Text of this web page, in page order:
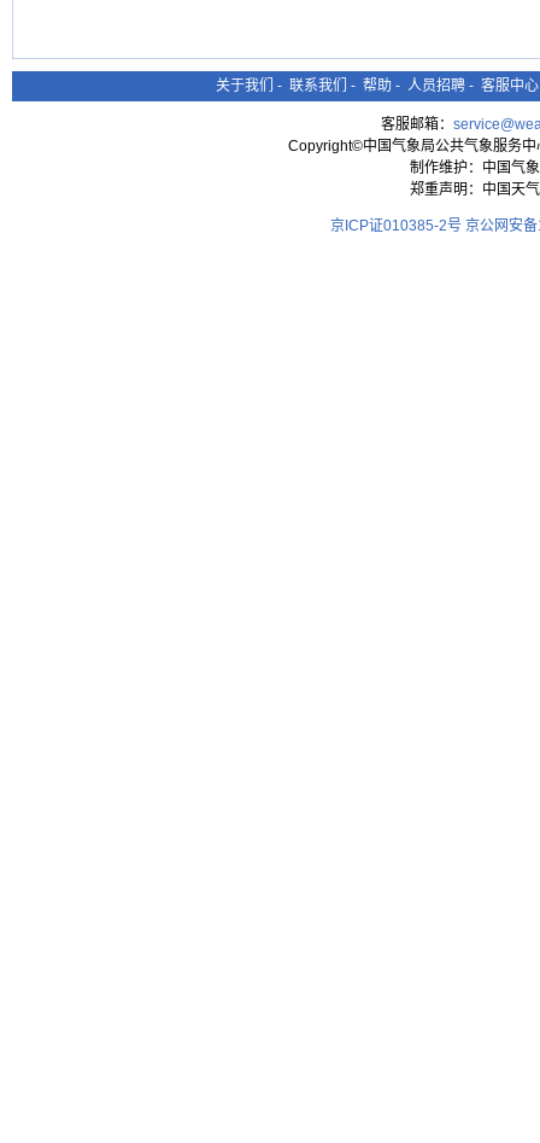
关于我们 - 联系我们 - 帮助 - 人员招聘 - 客服中心
客服邮箱：
Copyright©中国气象局公共气象服务
制作维护：中国气
郑重声明：中国天
京ICP证010385-2号 京公网安